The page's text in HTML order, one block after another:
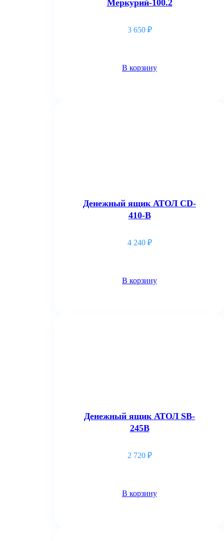
Меркурий-100.2
3 650 ₽
В корзину
Денежный ящик АТОЛ CD-
410-B
4 240 ₽
В корзину
Денежный ящик АТОЛ SB-
245B
2 720 ₽
В корзину